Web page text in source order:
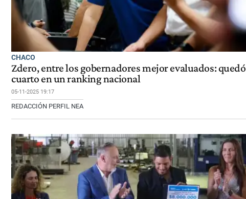
CHACO
Zdero, entre los gobernadores mejor evaluados: quedó
cuarto en un ranking nacional
05-11-2025 19:17
REDACCIÓN PERFIL NEA